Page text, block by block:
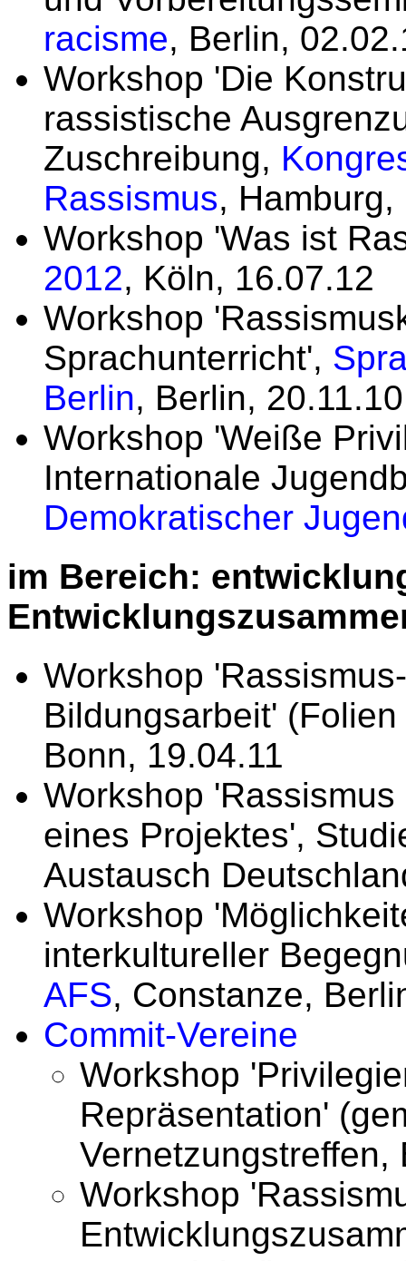
racisme, Berlin,
Workshop 'Die
rassistische
Zuschreibung,
Rassismus,
Workshop 'Was ist
2012, Köln, 16.07.12
Workshop
Sprachunterricht',
Berlin, Berlin,
Workshop 'Weiße
Internationale
Demokratischer
im Bereich:
Workshop
Bildungsarbeit'
Bonn, 19.04.11
Workshop
eines Projektes',
Austausch
Workshop
interkultureller
AFS, Constanze,
Commit-Vereine
Workshop
Repräsentation'
Vernetzungstreffen,
Workshop